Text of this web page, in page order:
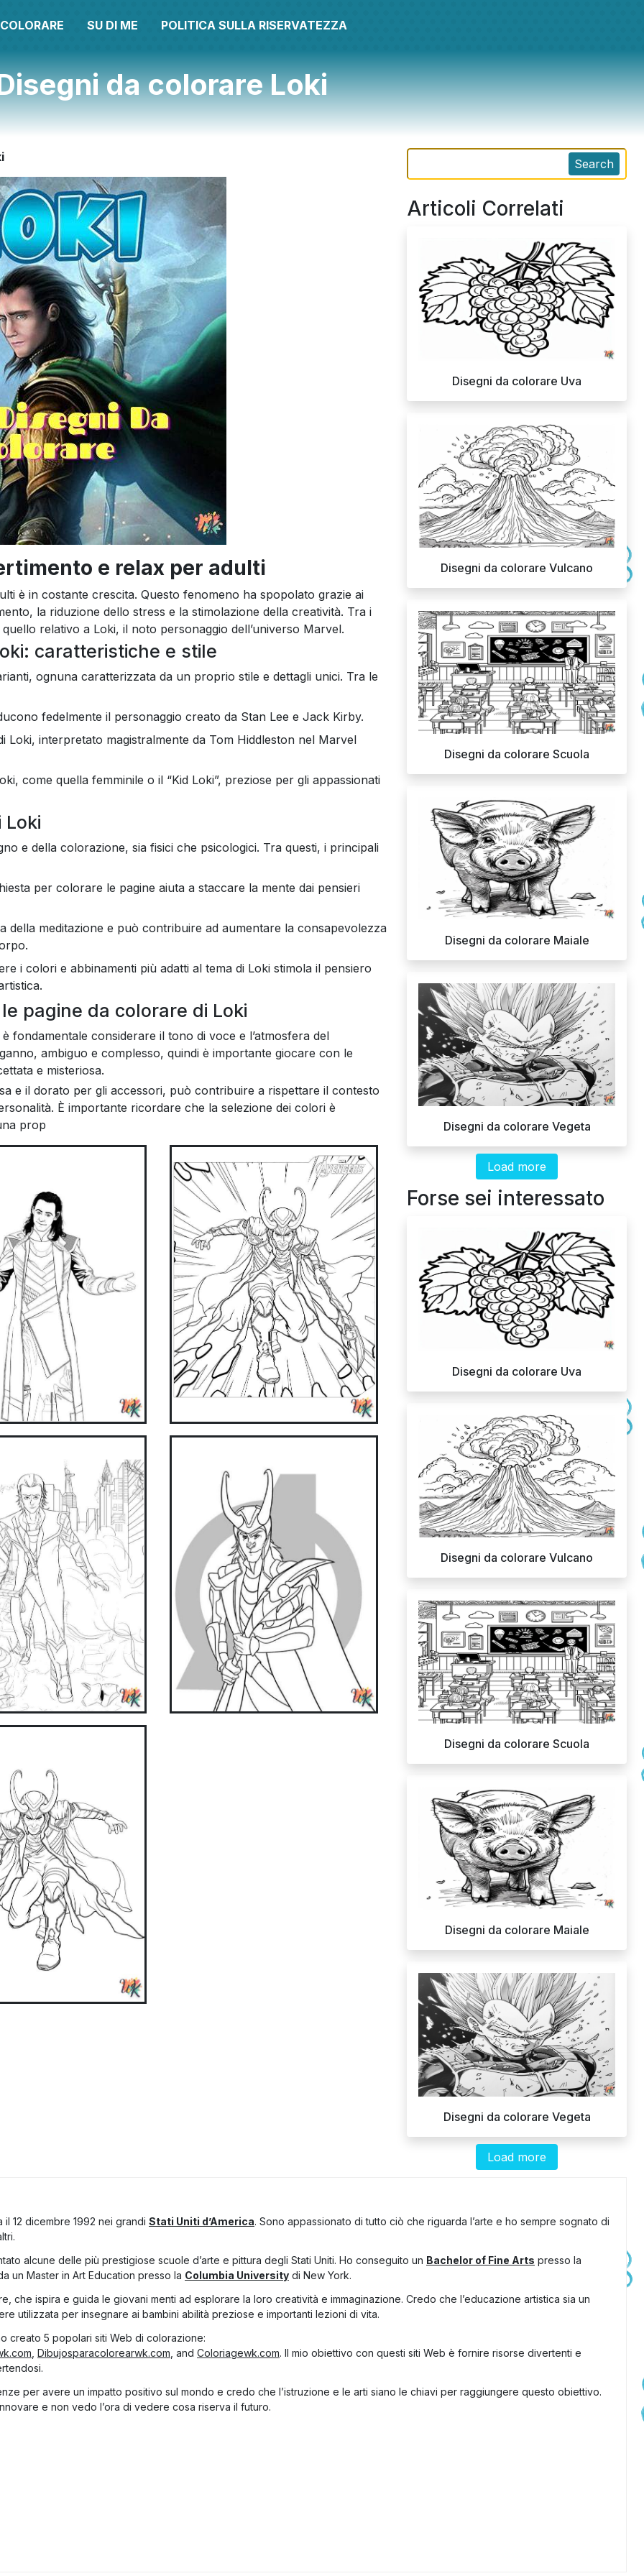
SU DI ME POLITICA SULLA RISERVATEZZA
da colorare Loki
e relax per adulti
è in costante crescita. Questo fenomeno ha spopolato grazie ai
la riduzione dello stress e la stimolazione della creatività. Tra i
relativo a Loki, il noto personaggio dell’universo Marvel.
caratteristiche e stile
ognuna caratterizzata da un proprio stile e dettagli unici. Tra le
fedelmente il personaggio creato da Stan Lee e Jack Kirby.
Loki, interpretato magistralmente da Tom Hiddleston nel Marvel
come quella femminile o il “Kid Loki”, preziose per gli appassionati
e della colorazione, sia fisici che psicologici. Tra questi, i principali
per colorare le pagine aiuta a staccare la mente dai pensieri
meditazione e può contribuire ad aumentare la consapevolezza
i colori e abbinamenti più adatti al tema di Loki stimola il pensiero
pagine da colorare di Loki
fondamentale considerare il tono di voce e l’atmosfera del
ambiguo e complesso, quindi è importante giocare con le
e misteriosa.
e il dorato per gli accessori, può contribuire a rispettare il contesto
È importante ricordare che la selezione dei colori è
prop
Search
Articoli Correlati
Disegni da colorare Uva
Disegni da colorare Vulcano
Disegni da colorare Scuola
Disegni da colorare Maiale
Disegni da colorare Vegeta
Load more
Forse sei interessato
Disegni da colorare Uva
Disegni da colorare Vulcano
Disegni da colorare Scuola
Disegni da colorare Maiale
Disegni da colorare Vegeta
Load more
12 dicembre 1992 nei grandi Stati Uniti d’America. Sono appassionato di tutto ciò che riguarda l’arte e ho sempre sognato di
alcune delle più prestigiose scuole d’arte e pittura degli Stati Uniti. Ho conseguito un Bachelor of Fine Arts presso la
un Master in Art Education presso la Columbia University di New York.
che ispira e guida le giovani menti ad esplorare la loro creatività e immaginazione. Credo che l’educazione artistica sia un
utilizzata per insegnare ai bambini abilità preziose e importanti lezioni di vita.
creato 5 popolari siti Web di colorazione:
Dibujosparacolorearwk.com , and Coloriagewk.com. Il mio obiettivo con questi siti Web è fornire risorse divertenti e
per avere un impatto positivo sul mondo e credo che l’istruzione e le arti siano le chiavi per raggiungere questo obiettivo.
e non vedo l’ora di vedere cosa riserva il futuro.
coloring easier and more fun with our app. Download
Get it on Google Play
Available on the App Store